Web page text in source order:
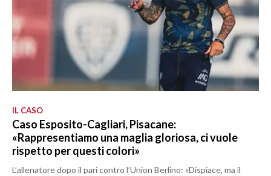
IL CASO
Caso Esposito-Cagliari, Pisacane:
«Rappresentiamo una maglia gloriosa, ci vuole
rispetto per questi colori»
L’allenatore dopo il pari contro l’Union Berlino: «Dispiace, ma il